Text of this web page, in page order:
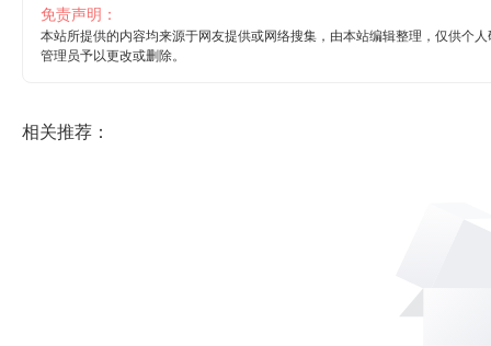
免责声明：
本站所提供的内容均来源于网友提供或网络搜集，由本站编辑整理，仅供个
管理员予以更改或删除。
相关推荐：